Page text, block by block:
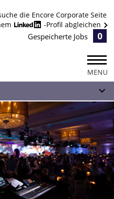
die Encore Corporate Seite
-Profil abgleichen
Gespeicherte Jobs 0
MENU